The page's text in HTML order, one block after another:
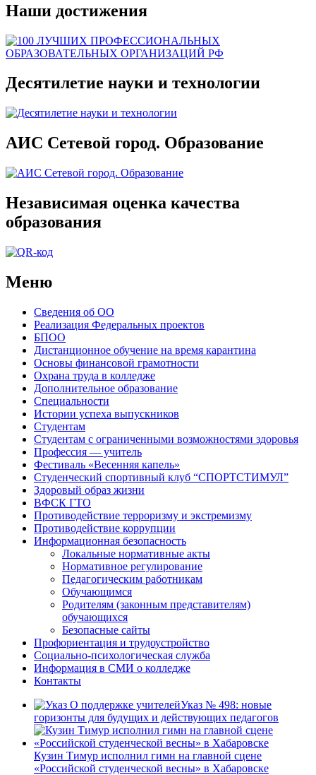
Наши достижения
Десятилетие науки и технологии
АИС Сетевой город. Образование
Независимая оценка качества
образования
Меню
Сведения об ОО
Реализация Федеральных проектов
БПОО
Дистанционное обучение на время карантина
Основы финансовой грамотности
Охрана труда в колледже
Дополнительное образование
Специальности
Истории успеха выпускников
Студентам
Студентам с ограниченными возможностями здоровья
Профессия — учитель
Фестиваль «Весенняя капель»
Студенческий спортивный клуб “СПОРТСТИМУЛ”
Здоровый образ жизни
ВФСК ГТО
Противодействие терроризму и экстремизму
Противодействие коррупции
Информационная безопасность
Локальные нормативные акты
Нормативное регулирование
Педагогическим работникам
Обучающимся
Родителям (законным представителям)
обучающихся
Безопасные сайты
Профориентация и трудоустройство
Социально-психологическая служба
Информация в СМИ о колледже
Контакты
Указ № 498: новые
горизонты для будущих и действующих педагогов
Кузин Тимур исполнил гимн на главной сцене
«Российской студенческой весны» в Хабаровске